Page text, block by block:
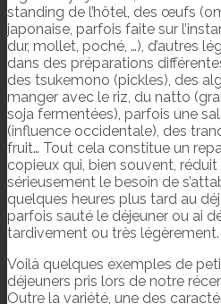
standing de l’hôtel, des œufs
japonaise, parfois faite sur
dur, mollet, poché, …), d’autres
dans des préparations
des tsukemono (pickles), des
manger avec le riz, du natto
soja fermentées), parfois une
(influence occidentale), des
fruit… Tout cela constitue un
copieux qui, bien souvent, réduit
sérieusement le besoin de
quelques heures plus tard au
parfois sauté le déjeuner ou ai
tardivement ou très légèrement.
Voilà quelques exemples de
déjeuners pris lors de notre
Outre la variété, une des